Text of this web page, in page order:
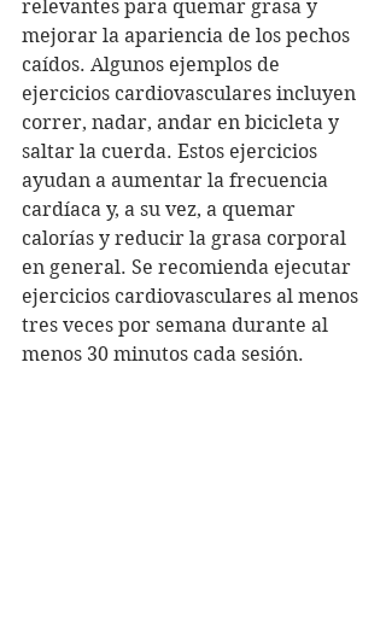
relevantes para quemar grasa y
mejorar la apariencia de los pechos
caídos. Algunos ejemplos de
ejercicios cardiovasculares incluyen
correr, nadar, andar en bicicleta y
saltar la cuerda. Estos ejercicios
ayudan a aumentar la frecuencia
cardíaca y, a su vez, a quemar
calorías y reducir la grasa corporal
en general. Se recomienda ejecutar
ejercicios cardiovasculares al menos
tres veces por semana durante al
menos 30 minutos cada sesión.